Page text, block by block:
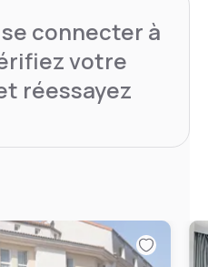
connecter à
votre
réessayez